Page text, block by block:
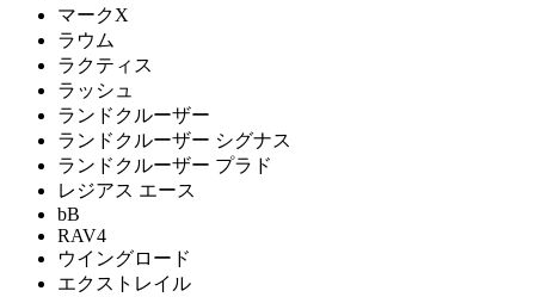
マークX
ラウム
ラクティス
ラッシュ
ランドクルーザー
ランドクルーザー シグナス
ランドクルーザー プラド
レジアス エース
bB
RAV4
ウイングロード
エクストレイル